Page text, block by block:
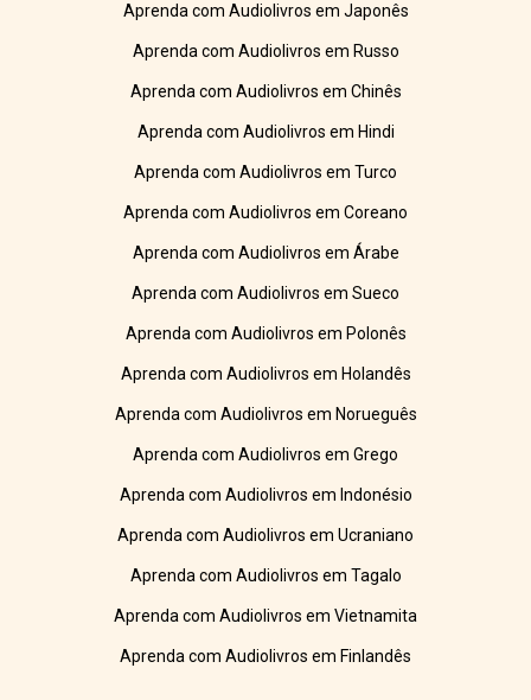
Aprenda com Audiolivros em Japonês
Aprenda com Audiolivros em Russo
Aprenda com Audiolivros em Chinês
Aprenda com Audiolivros em Hindi
Aprenda com Audiolivros em Turco
Aprenda com Audiolivros em Coreano
Aprenda com Audiolivros em Árabe
Aprenda com Audiolivros em Sueco
Aprenda com Audiolivros em Polonês
Aprenda com Audiolivros em Holandês
Aprenda com Audiolivros em Norueguês
Aprenda com Audiolivros em Grego
Aprenda com Audiolivros em Indonésio
Aprenda com Audiolivros em Ucraniano
Aprenda com Audiolivros em Tagalo
Aprenda com Audiolivros em Vietnamita
Aprenda com Audiolivros em Finlandês